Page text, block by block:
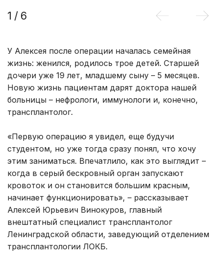
1 / 6
У Алексея после операции началась семейная
жизнь: женился, родилось трое детей. Старшей
дочери уже 19 лет, младшему сыну – 5 месяцев.
Новую жизнь пациентам дарят доктора нашей
больницы – нефрологи, иммунологи и, конечно,
трансплантолог.
«Первую операцию я увидел, еще будучи
студентом, но уже тогда сразу понял, что хочу
этим заниматься. Впечатлило, как это выглядит –
когда в серый бескровный орган запускают
кровоток и он становится большим красным,
начинает функционировать», – рассказывает
Алексей Юрьевич Винокуров, главный
внештатный специалист трансплантолог
Ленинградской области, заведующий отделением
трансплантологии ЛОКБ.